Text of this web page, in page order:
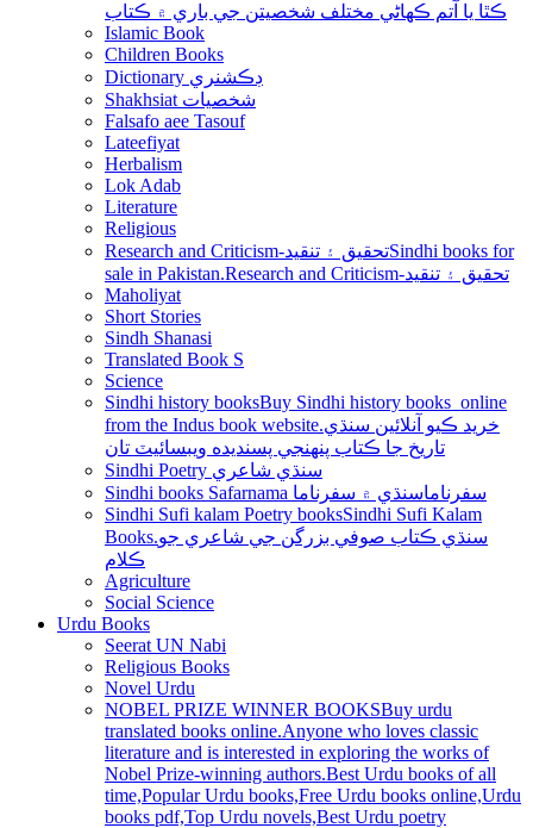
ڪٿا يا آتم ڪھاڻي مختلف شخصيتن جي باري ۾ ڪتاب
Islamic Book
Children Books
Dictionary ڊڪشنري
Shakhsiat شخصيات
Falsafo aee Tasouf
Lateefiyat
Herbalism
Lok Adab
Literature
Religious
Research and Criticism-تحقيق ۽ تنقيدSindhi books for
sale in Pakistan.Research and Criticism-تحقيق ۽ تنقيد
Maholiyat
Short Stories
Sindh Shanasi
Translated Book S
Science
Sindhi history booksBuy Sindhi history books online
from the Indus book website.خريد ڪيو آنلائين سنڌي
تاريخ جا ڪتاب پنھنجي پسنديده ويبسائيٽ تان
Sindhi Poetry سنڌي شاعري
Sindhi books Safarnama سفرناماسنڌي ۾ سفرناما
Sindhi Sufi kalam Poetry booksSindhi Sufi Kalam
Books.سنڌي ڪتاب صوفي بزرگن جي شاعري جو
ڪلام
Agriculture
Social Science
Urdu Books
Seerat UN Nabi
Religious Books
Novel Urdu
NOBEL PRIZE WINNER BOOKSBuy urdu
translated books online.Anyone who loves classic
literature and is interested in exploring the works of
Nobel Prize-winning authors.Best Urdu books of all
time,Popular Urdu books,Free Urdu books online,Urdu
books pdf,Top Urdu novels,Best Urdu poetry